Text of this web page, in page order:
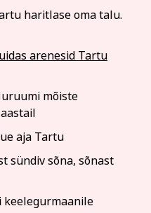
haritlase oma talu.
arenesid Tartu
mõiste
aja Tartu
sündiv sõna, sõnast
keelegurmaanile